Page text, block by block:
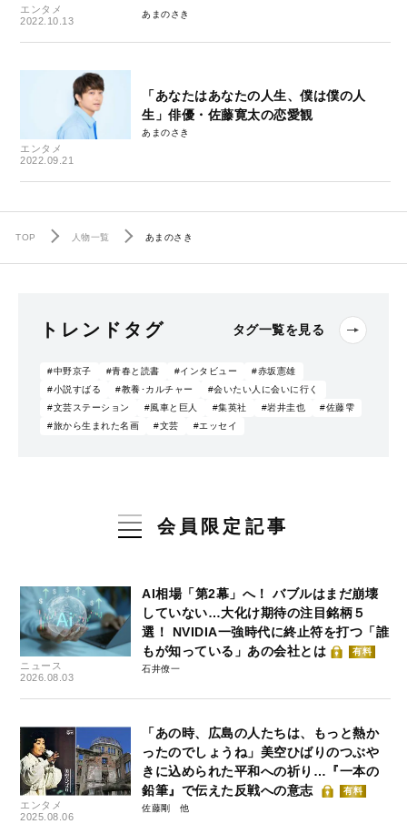
エンタメ
2022.10.13
あまのさき
エンタメ
2022.09.21
「あなたはあなたの人生、僕は僕の人
生」俳優・佐藤寛太の恋愛観
あまのさき
TOP 人物一覧 あまのさき
トレンドタグ タグ一覧を見る
#中野京子 #青春と読書 #インタビュー
#赤坂憲雄
#小説すばる
#教養･カルチャー
#会いたい人に会いに行く
#文芸ステーション
#風車と巨人 #集英社 #岩井圭也
#佐藤雫
#旅から生まれた名画
#文芸 #エッセイ
会員限定記事
ニュース
2026.08.03
AI相場「第2幕」へ！ バブルはまだ崩壊
していない…大化け期待の注目銘柄５
選！ NVIDIA一強時代に終止符を打つ「誰
もが知っている」あの会社とは
有料
石井僚一
エンタメ
2025.08.06
「あの時、広島の人たちは、もっと熱か
ったのでしょうね」美空ひばりのつぶや
きに込められた平和への祈り…『一本の
鉛筆』で伝えた反戦への意志
有料
佐藤剛